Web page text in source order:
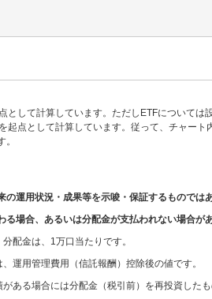
として計算しています。ただしETFについては
起点として計算しています。従って、チャート
運用状況・成果等を示唆・保証するもので
場合、あるいは分配金が支払われない場合があ
配金は、1万口当たりです。
運用管理費用（信託報酬）控除後の値です。
ある場合には分配金（税引前）を再投資し